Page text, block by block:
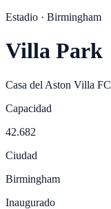
Estadio · Birmingham
Villa Park
Casa del Aston Villa FC
Capacidad
42.682
Ciudad
Birmingham
Inaugurado